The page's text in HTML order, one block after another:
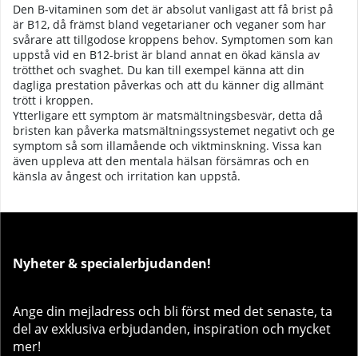
Den B-vitaminen som det är absolut vanligast att få brist på
är B12, då främst bland vegetarianer och veganer som har
svårare att tillgodose kroppens behov. Symptomen som kan
uppstå vid en B12-brist är bland annat en ökad känsla av
trötthet och svaghet. Du kan till exempel känna att din
dagliga prestation påverkas och att du känner dig allmänt
trött i kroppen.
Ytterligare ett symptom är matsmältningsbesvär, detta då
bristen kan påverka matsmältningssystemet negativt och ge
symptom så som illamående och viktminskning. Vissa kan
även uppleva att den mentala hälsan försämras och en
känsla av ångest och irritation kan uppstå.
Nyheter & specialerbjudanden!
Ange din mejladress och bli först med det senaste, ta
del av exklusiva erbjudanden, inspiration och mycket
mer!